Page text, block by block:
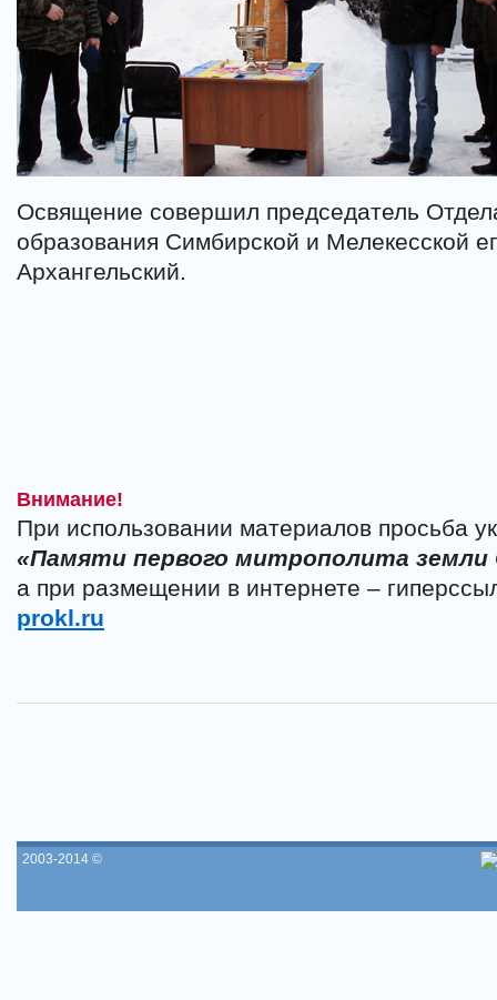
Освящение совершил председатель
образования Симбирской и Мелекесской
Архангельский.
Внимание!
При использовании материалов просьба
«Памяти первого митрополита земли
а при размещении в интернете –
prokl.ru
2003-2014 ©